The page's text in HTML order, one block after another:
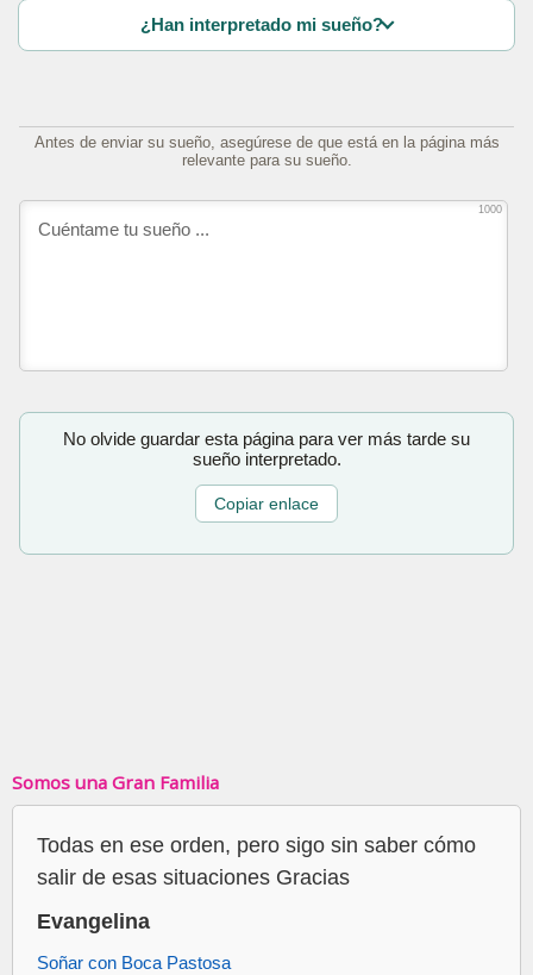
¿Han interpretado mi sueño?
Antes de enviar su sueño, asegúrese de que está en la página más
relevante para su sueño.
1000
No olvide guardar esta página para ver más tarde su
sueño interpretado.
Copiar enlace
Somos una Gran Familia
Todas en ese orden, pero sigo sin saber cómo
salir de esas situaciones Gracias
Evangelina
Soñar con Boca Pastosa